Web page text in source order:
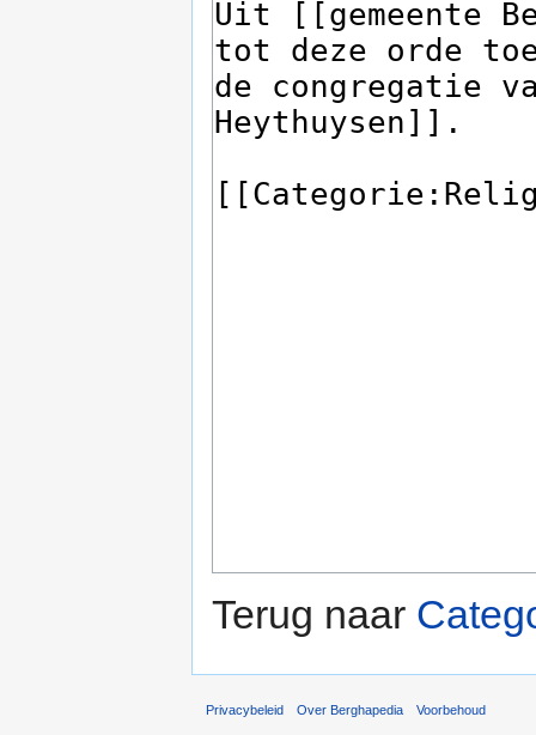
Terug naar
Privacybeleid Over Berghapedia Voorbehoud